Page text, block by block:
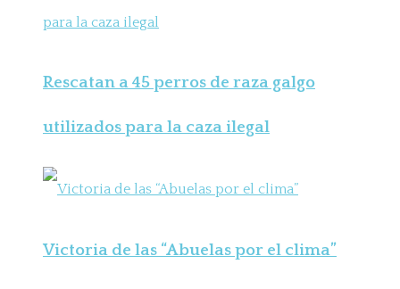
Rescatan a 45 perros de raza galgo
utilizados para la caza ilegal
Victoria de las “Abuelas por el clima”